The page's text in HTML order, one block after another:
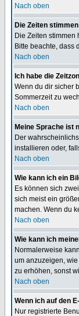
Nach oben
Die Zeiten
Die Zeiten
Bitte beachte, dass
Nach oben
Ich habe die
Wenn du dir sicher
Sommerzeit zu
Nach oben
Meine Sprache ist
Der
installieren oder,
Nach oben
Wie kann ich ein
Es können sich
sich meist ein
machen. Wenn du
Nach oben
Wie kann ich
Normalerweise
um anzuzeigen,
zu erhöhen, sonst
Nach oben
Wenn ich auf den
Nur registrierte